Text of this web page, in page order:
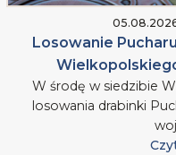
Losowanie
W środę w siedzibie
losowania drabinki